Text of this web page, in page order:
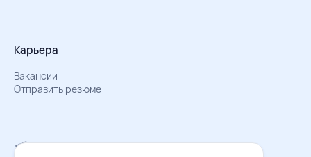
Карьера
Вакансии
Отправить резюме
Мы в Телеграм